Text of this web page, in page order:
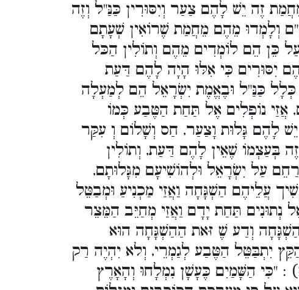
זֶה יֵשׁ לָהֶם צַעַר וְיִסּוּרִין כַּנַּ"ל וְזֶה
וְלָמְדוּ מֵהֶם מֵחֲמַת שֶׁרוֹאִין שְׁעָתָם
כֵּן הֵם לוֹמְדִים מֵהֶם וְתוֹלִין הַכּל
יִסּוּרִים כִּי אִלּוּ הָיָה לָהֶם דַּעַת
כַּנַּ"ל וּבֶאֱמֶת יִשְׂרָאֵל הֵם לְמַעְלָה
נוֹפְלִים אֶל תַּחַת הַטֶּבַע כְּמוֹ
לָהֶם גָּלוּת וָצַעַר, חַס וְשָׁלוֹם וְ עִקַּר
בְּעַצְמוֹ שֶׁאֵין לָהֶם דַּעַת, וְתוֹלִין
עַל יִשְׂרָאֵל וּלְהוֹשִׁיעָם מִגָּלוּתָם,
עֲלֵיהֶם הַשְׁגָּחָה וַאֲזַי מַכְנִיעַ וּמְבַטֵּל
נְתוּנִים תַּחַת יָדָם וַאֲזַי מְחַיֵּב הַמֵּצֵר
וְדַע שֶׁ זּאת הַהַשְׁגָּחָה הוּא
יִתְבַּטֵּל הַטֶּבַע לְגַמְרֵי, וְלא יִהְיֶה רַק
"כִּי הַשָּׁמַיִם כֶּעָשָׁן נִמְלָחוּ וְהָאָרֶץ